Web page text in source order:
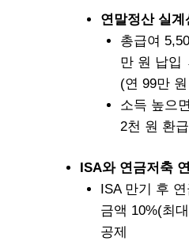
연말정산 실계
총급여
만 원 납입
(연 99만
소득 높으
2천 원 환
ISA와 연금저축 연
ISA 만기 후
금액 10%(최
공제